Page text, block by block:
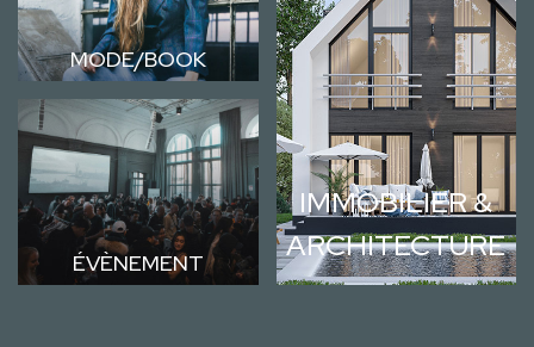
MODE/BOOK
ÉVÈNEMENT
IMMOBILIER &
ARCHITECTURE